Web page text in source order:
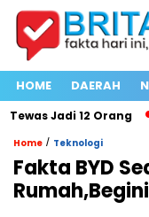
HOME DAERAH
Jadi 12 Orang
Home / Teknologi
Fakta BYD